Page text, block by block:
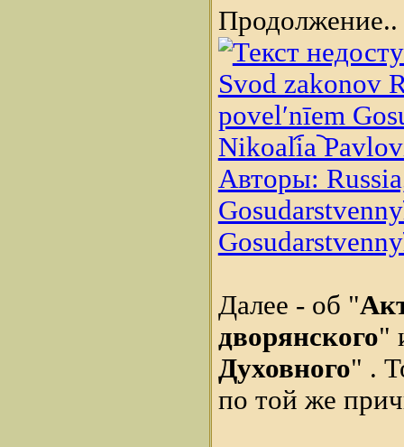
Продолжение..
Svod zakonov
povelʹnīem
Nikoali︠a︡
Авторы:
Далее - об "
дворянского"
Духовного" .
по той же